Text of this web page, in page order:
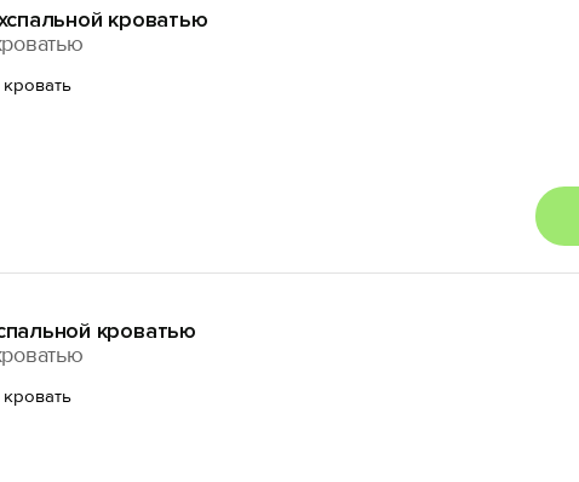
кроватью
кровать
кроватью
кровать